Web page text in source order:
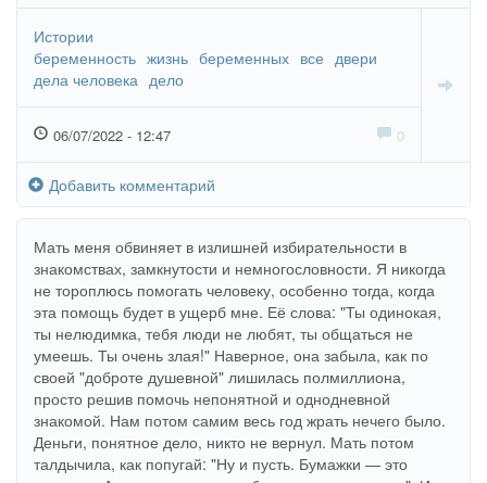
Истории
беременность жизнь беременных все двери
дела человека дело
06/07/2022 - 12:47 0
Добавить комментарий
Мать меня обвиняет в излишней избирательности в
знакомствах, замкнутости и немногословности. Я никогда
не тороплюсь помогать человеку, особенно тогда, когда
эта помощь будет в ущерб мне. Её слова: "Ты одинокая,
ты нелюдимка, тебя люди не любят, ты общаться не
умеешь. Ты очень злая!" Наверное, она забыла, как по
своей "доброте душевной" лишилась полмиллиона,
просто решив помочь непонятной и однодневной
знакомой. Нам потом самим весь год жрать нечего было.
Деньги, понятное дело, никто не вернул. Мать потом
талдычила, как попугай: "Ну и пусть. Бумажки — это